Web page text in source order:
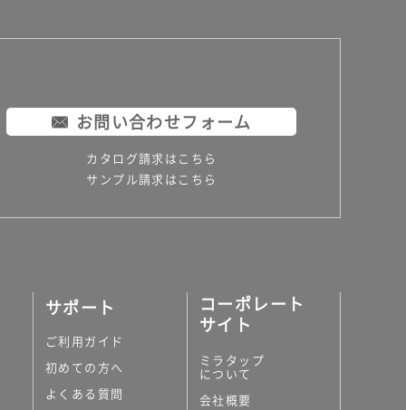
お問い合わせフォーム
カタログ請求はこちら
サンプル請求はこちら
サポート
ご利用ガイド
初めての方へ
よくある質問
コーポレート
サイト
ミラタップ
について
会社概要